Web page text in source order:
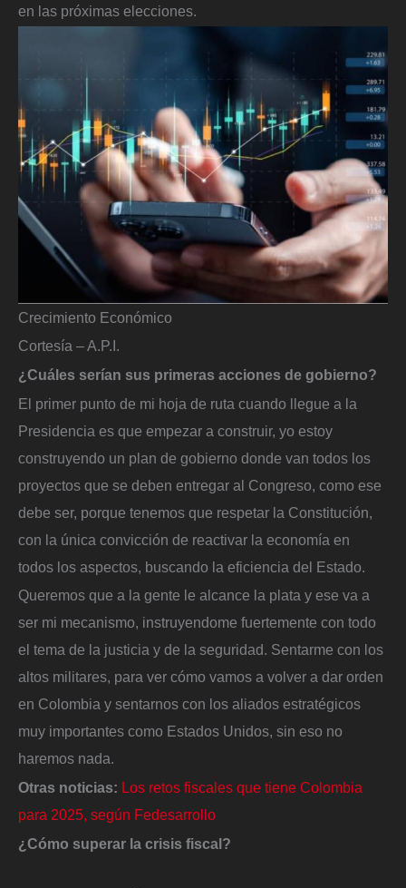
en las próximas elecciones.
Crecimiento Económico
Cortesía – A.P.I.
¿Cuáles serían sus primeras acciones de gobierno?
El primer punto de mi hoja de ruta cuando llegue a la
Presidencia es que empezar a construir, yo estoy
construyendo un plan de gobierno donde van todos los
proyectos que se deben entregar al Congreso, como ese
debe ser, porque tenemos que respetar la Constitución,
con la única convicción de reactivar la economía en
todos los aspectos, buscando la eficiencia del Estado.
Queremos que a la gente le alcance la plata y ese va a
ser mi mecanismo, instruyendome fuertemente con todo
el tema de la justicia y de la seguridad. Sentarme con los
altos militares, para ver cómo vamos a volver a dar orden
en Colombia y sentarnos con los aliados estratégicos
muy importantes como Estados Unidos, sin eso no
haremos nada.
Otras noticias: Los retos fiscales que tiene Colombia
para 2025, según Fedesarrollo
¿Cómo superar la crisis fiscal?